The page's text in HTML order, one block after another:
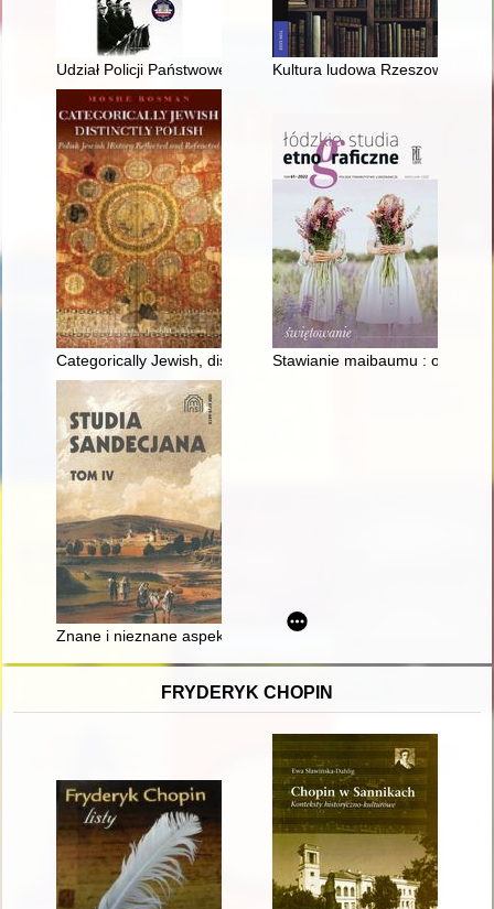
Udział Policji Państwowej w kampanii wrześniowej 1939 r
Kultura ludowa Rzeszowiaków
Categorically Jewish, distinctly Polish : Polish Jewish history
Stawianie maibaumu : o
Znane i nieznane aspekty turystyki w Piwnicznej i Rytrze w
FRYDERYK CHOPIN